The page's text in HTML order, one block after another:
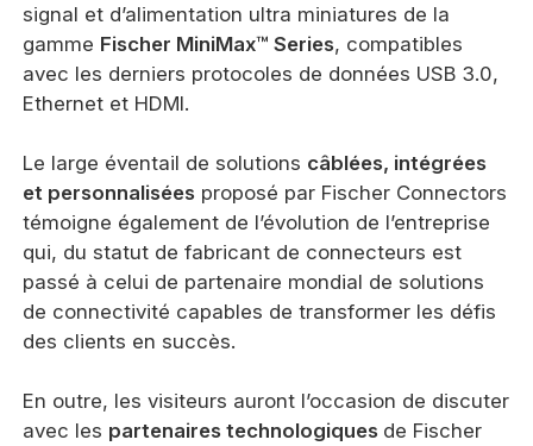
signal et d’alimentation ultra miniatures de la
gamme Fischer MiniMax™ Series, compatibles
avec les derniers protocoles de données USB 3.0,
Ethernet et HDMI.
Le large éventail de solutions câblées, intégrées
et personnalisées proposé par Fischer Connectors
témoigne également de l’évolution de l’entreprise
qui, du statut de fabricant de connecteurs est
passé à celui de partenaire mondial de solutions
de connectivité capables de transformer les défis
des clients en succès.
En outre, les visiteurs auront l’occasion de discuter
avec les partenaires technologiques de Fischer